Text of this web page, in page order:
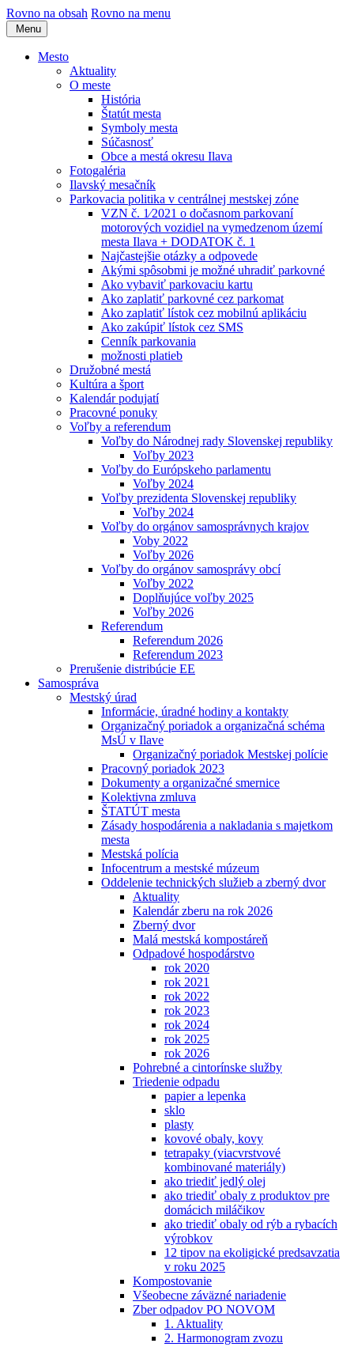
Rovno na obsah Rovno na menu
Menu
Mesto
Aktuality
O meste
História
Štatút mesta
Symboly mesta
Súčasnosť
Obce a mestá okresu Ilava
Fotogaléria
Ilavský mesačník
Parkovacia politika v centrálnej mestskej zóne
VZN č. 1⁄2021 o dočasnom parkovaní
motorových vozidiel na vymedzenom území
mesta Ilava + DODATOK č. 1
Najčastejšie otázky a odpovede
Akými spôsobmi je možné uhradiť parkovné
Ako vybaviť parkovaciu kartu
Ako zaplatiť parkovné cez parkomat
Ako zaplatiť lístok cez mobilnú aplikáciu
Ako zakúpiť lístok cez SMS
Cenník parkovania
možnosti platieb
Družobné mestá
Kultúra a šport
Kalendár podujatí
Pracovné ponuky
Voľby a referendum
Voľby do Národnej rady Slovenskej republiky
Voľby 2023
Voľby do Európskeho parlamentu
Voľby 2024
Voľby prezidenta Slovenskej republiky
Voľby 2024
Voľby do orgánov samosprávnych krajov
Voby 2022
Voľby 2026
Voľby do orgánov samosprávy obcí
Voľby 2022
Doplňujúce voľby 2025
Voľby 2026
Referendum
Referendum 2026
Referendum 2023
Prerušenie distribúcie EE
Samospráva
Mestský úrad
Informácie, úradné hodiny a kontakty
Organizačný poriadok a organizačná schéma
MsÚ v Ilave
Organizačný poriadok Mestskej polície
Pracovný poriadok 2023
Dokumenty a organizačné smernice
Kolektivna zmluva
ŠTATÚT mesta
Zásady hospodárenia a nakladania s majetkom
mesta
Mestská polícia
Infocentrum a mestské múzeum
Oddelenie technických služieb a zberný dvor
Aktuality
Kalendár zberu na rok 2026
Zberný dvor
Malá mestská kompostáreň
Odpadové hospodárstvo
rok 2020
rok 2021
rok 2022
rok 2023
rok 2024
rok 2025
rok 2026
Pohrebné a cintorínske služby
Triedenie odpadu
papier a lepenka
sklo
plasty
kovové obaly, kovy
tetrapaky (viacvrstvové
kombinované materiály)
ako triediť jedlý olej
ako triediť obaly z produktov pre
domácich miláčikov
ako triediť obaly od rýb a rybacích
výrobkov
12 tipov na ekoligické predsavzatia
v roku 2025
Kompostovanie
Všeobecne záväzné nariadenie
Zber odpadov PO NOVOM
1. Aktuality
2. Harmonogram zvozu